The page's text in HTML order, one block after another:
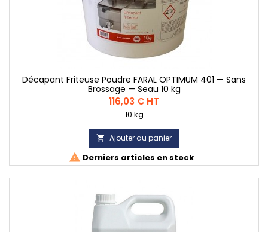
Décapant Friteuse Poudre FARAL OPTIMUM 401 — Sans
Brossage — Seau 10 kg
Prix
116,03 € HT
10 kg
 Ajouter au panier
 Derniers articles en stock